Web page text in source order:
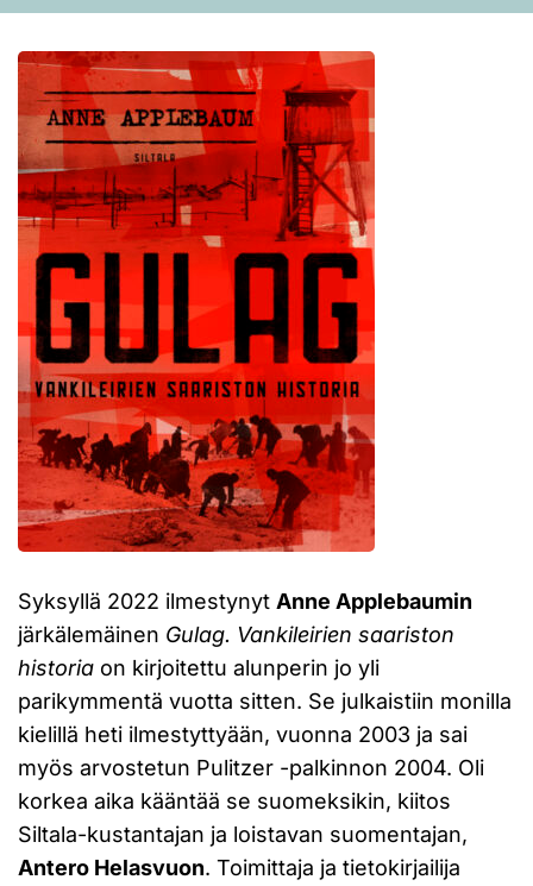
Syksyllä 2022 ilmestynyt Anne Applebaumin
järkälemäinen Gulag. Vankileirien saariston
historia on kirjoitettu alunperin jo yli
parikymmentä vuotta sitten. Se julkaistiin monilla
kielillä heti ilmestyttyään, vuonna 2003 ja sai
myös arvostetun Pulitzer -palkinnon 2004. Oli
korkea aika kääntää se suomeksikin, kiitos
Siltala-kustantajan ja loistavan suomentajan,
Antero Helasvuon. Toimittaja ja tietokirjailija